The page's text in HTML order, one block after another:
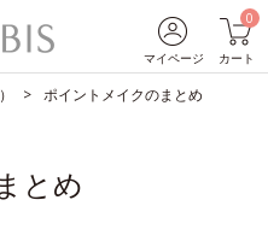
マイページ
0
カート
ポイントメイクのまとめ
とめ